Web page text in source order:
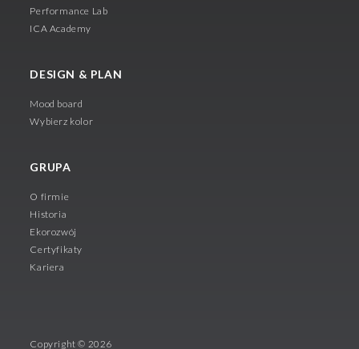
Performance Lab
ICA Academy
DESIGN & PLAN
Mood board
Wybierz kolor
GRUPA
O firmie
Historia
Ekorozwój
Certyfikaty
Kariera
Copyright © 2026